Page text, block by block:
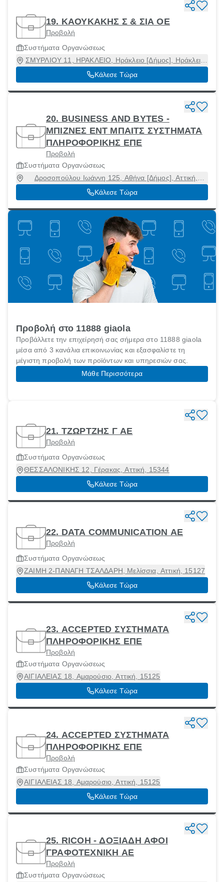
19. ΚΑΟΥΚΑΚΗΣ Σ & ΣΙΑ ΟΕ
Προβολή
Συστήματα Οργανώσεως
ΣΜΥΡΛΙΟΥ 11, ΗΡΑΚΛΕΙΟ, Ηράκλειο [Δήμος], Ηράκλειο,
71303
Κάλεσε Τώρα
20. BUSINESS AND BYTES -
ΜΠΙΖΝΕΣ ΕΝΤ ΜΠΑΙΤΣ ΣΥΣΤΗΜΑΤΑ
ΠΛΗΡΟΦΟΡΙΚΗΣ ΕΠΕ
Προβολή
Συστήματα Οργανώσεως
Δροσοπούλου Ιωάννη 125, Αθήνα [Δήμος], Αττική,
11256
Κάλεσε Τώρα
Προβολή στο 11888 giaola
Προβάλλετε την επιχείρησή σας σήμερα στο 11888 giaola
μέσα από 3 κανάλια επικοινωνίας και εξασφαλίστε τη
μέγιστη προβολή των προϊόντων και υπηρεσιών σας.
Μάθε Περισσότερα
21. ΤΖΩΡΤΖΗΣ Γ ΑΕ
Προβολή
Συστήματα Οργανώσεως
ΘΕΣΣΑΛΟΝΙΚΗΣ 12, Γέρακας, Αττική, 15344
Κάλεσε Τώρα
22. DATA COMMUNICATION ΑΕ
Προβολή
Συστήματα Οργανώσεως
ΖΑΙΜΗ 2-ΠΑΝΑΓΗ ΤΣΑΛΔΑΡΗ, Μελίσσια, Αττική, 15127
Κάλεσε Τώρα
23. ACCEPTED ΣΥΣΤΗΜΑΤΑ
ΠΛΗΡΟΦΟΡΙΚΗΣ ΕΠΕ
Προβολή
Συστήματα Οργανώσεως
ΑΙΓΙΑΛΕΙΑΣ 18, Αμαρούσιο, Αττική, 15125
Κάλεσε Τώρα
24. ACCEPTED ΣΥΣΤΗΜΑΤΑ
ΠΛΗΡΟΦΟΡΙΚΗΣ ΕΠΕ
Προβολή
Συστήματα Οργανώσεως
ΑΙΓΙΑΛΕΙΑΣ 18, Αμαρούσιο, Αττική, 15125
Κάλεσε Τώρα
25. RICOH - ΔΟΞΙΑΔΗ ΑΦΟΙ
ΓΡΑΦΟΤΕΧΝΙΚΗ ΑΕ
Προβολή
Συστήματα Οργανώσεως